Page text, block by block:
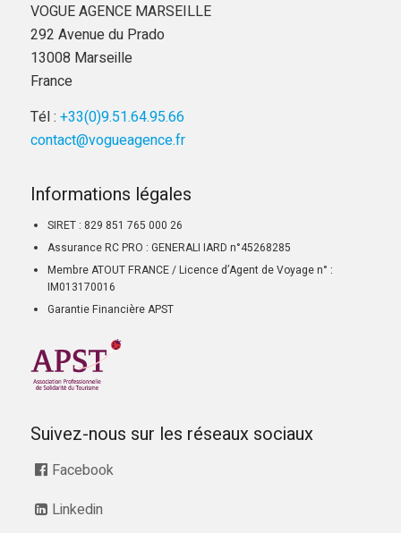
VOGUE AGENCE MARSEILLE
292 Avenue du Prado
13008 Marseille
France
Tél : +33(0)9.51.64.95.66
contact@vogueagence.fr
Informations légales
SIRET : 829 851 765 000 26
Assurance RC PRO : GENERALI IARD n°45268285
Membre ATOUT FRANCE / Licence d’Agent de Voyage n° :
IM013170016
Garantie Financière APST
Suivez-nous sur les réseaux sociaux
Facebook
Linkedin